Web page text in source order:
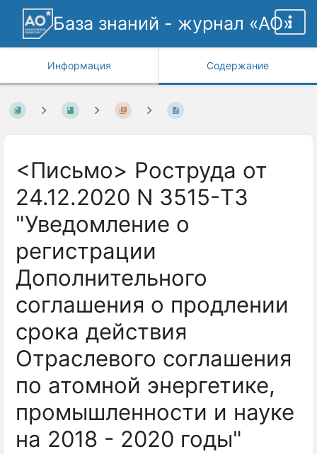
База знаний - журнал «АО»
Информация Содержание
<Письмо> Роструда от
24.12.2020 N 3515-ТЗ
"Уведомление о
регистрации
Дополнительного
соглашения о продлении
срока действия
Отраслевого соглашения
по атомной энергетике,
промышленности и науке
на 2018 - 2020 годы"